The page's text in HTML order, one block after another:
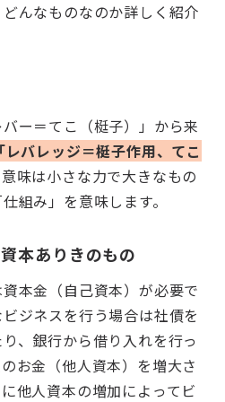
んなものなのか詳しく紹介
ー＝てこ（梃子）」から来
レバレッジ＝梃子作用、てこ
味は小さな力で大きなもの
組み」を意味します。
本ありきのもの
本金（自己資本）が必要で
ジネスを行う場合は社債を
、銀行から借り入れを行っ
お金（他人資本）を増大さ
他人資本の増加によってビ